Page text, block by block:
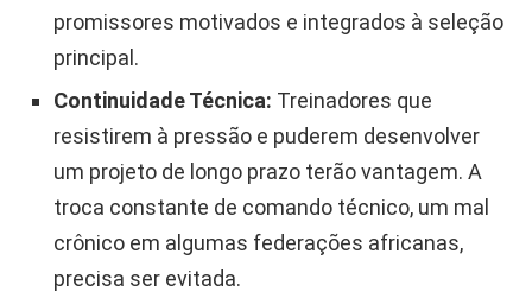
promissores motivados e integrados à seleção
principal.
Continuidade Técnica: Treinadores que
resistirem à pressão e puderem desenvolver
um projeto de longo prazo terão vantagem. A
troca constante de comando técnico, um mal
crônico em algumas federações africanas,
precisa ser evitada.